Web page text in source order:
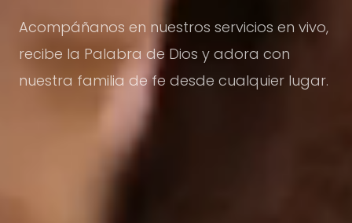
Acompáñanos en nuestros servicios en vivo,
recibe la Palabra de Dios y adora con
nuestra familia de fe desde cualquier lugar.